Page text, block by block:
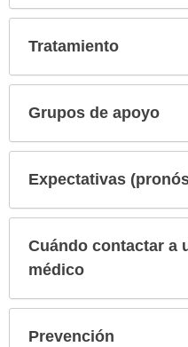
Tratamiento
Grupos de apoyo
Expectativas
Cuándo contactar a
médico
Prevención